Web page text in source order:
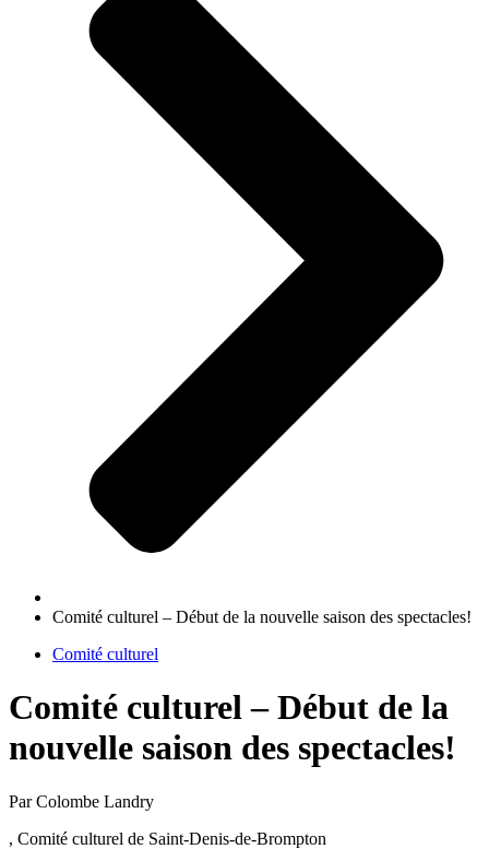
Comité culturel – Début de la nouvelle saison des spectacles!
Comité culturel
Comité culturel – Début de la
nouvelle saison des spectacles!
Par Colombe Landry
, Comité culturel de Saint-Denis-de-Brompton